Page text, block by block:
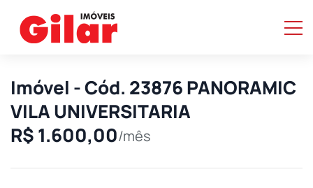
Imóvel - Cód. 23876 PANORAMIC
VILA UNIVERSITARIA
R$ 1.600,00/mês